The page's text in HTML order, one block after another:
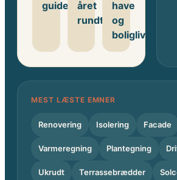
guides
året
rundt
have
og
boligliv
MEST LÆSTE EMNER
Renovering Isolering Facade
Varmeregning Plantegning
Ukrudt Terrassebrædder